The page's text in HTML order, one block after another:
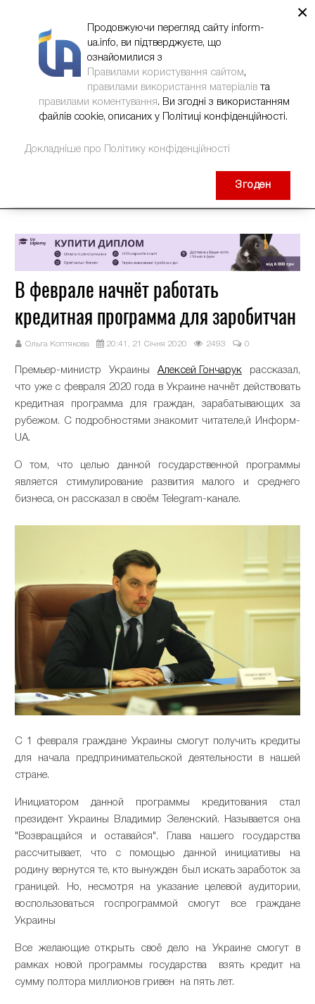
В феврале начнёт работать
кредитная программа для заробитчан
Ольга Коптякова 20:41, 21 Січня 2020 2493 0
Премьер-министр Украины Алексей Гончарукрассказал,
что уже с февраля 2020 года в Украине начнёт действовать
кредитная программа для граждан, зарабатывающих за
рубежом. С подробностями знакомит читателе,й Информ-
UA.
О том, что целью данной государственной программы
является стимулирование развития малого и среднего
бизнеса, он рассказал в своём Telegram-канале.
С 1 февраля граждане Украины смогут получить кредиты
для начала предпринимательской деятельности в нашей
стране.
Инициатором данной программы кредитования стал
президент Украины Владимир Зеленский. Называется она
"Возвращайся и оставайся". Глава нашего государства
рассчитывает, что с помощью данной инициативы на
родину вернутся те, кто вынужден был искать заработок за
границей. Но, несмотря на указание целевой аудитории,
воспользоваться госпрограммой смогут все граждане
Украины
Все желающие открыть своё дело на Украине смогут в
рамках новой программы государства взять кредит на
сумму полтора миллионов гривен на пять лет.
×
Продовжуючи перегляд сайту inform-
ua.info, ви підтверджуєте, що
ознайомилися з
Правилами користування сайтом,
правилами використання матеріалів та
правилами коментування. Ви згодні з використанням
файлів cookie, описаних у Політиці конфіденційності.
Докладніше про Політику конфіденційності
Згоден